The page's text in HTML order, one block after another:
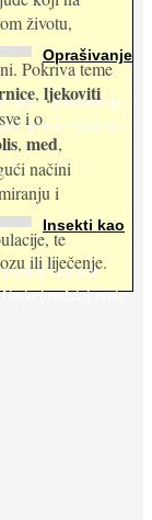
Oprašivanje
oprašivanja
pčele medarice
Insekti kao
život 9 milijardi
(možda) nude
životu,
Pokriva teme
, ljekoviti
i o
, med,
načini
i
te
ili liječenje.